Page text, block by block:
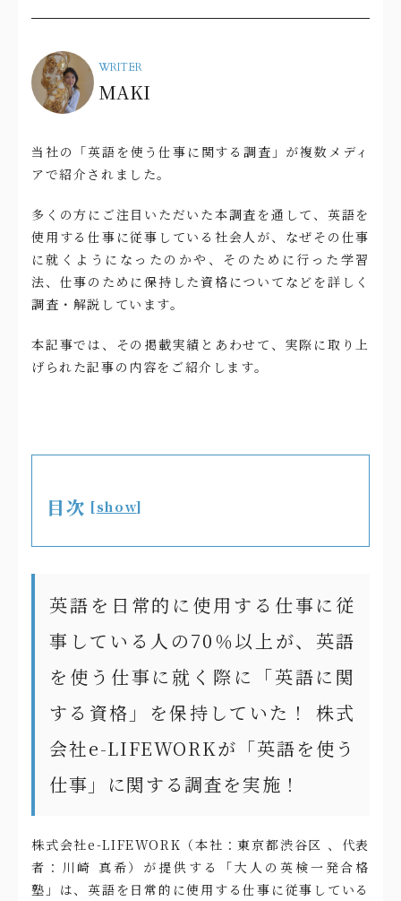
WRITER
MAKI
当社の「英語を使う仕事に関する調査」が複数メディ
アで紹介されました。
多くの方にご注目いただいた本調査を通して、英語を
使用する仕事に従事している社会人が、なぜその仕事
に就くようになったのかや、そのために行った学習
法、仕事のために保持した資格についてなどを詳しく
調査・解説しています。
本記事では、その掲載実績とあわせて、実際に取り上
げられた記事の内容をご紹介します。
目次 [show]
英語を日常的に使用する仕事に従
事している人の70％以上が、英語
を使う仕事に就く際に「英語に関
する資格」を保持していた！ 株式
会社e-LIFEWORKが「英語を使う
仕事」に関する調査を実施！
株式会社e-LIFEWORK（本社：東京都渋谷区 、代表
者：川崎 真希）が提供する「大人の英検一発合格
塾」は、英語を日常的に使用する仕事に従事している